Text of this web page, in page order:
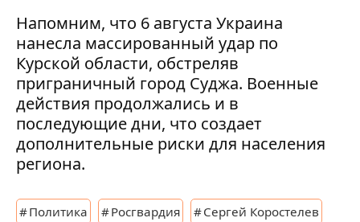
Напомним, что 6 августа Украина
нанесла массированный удар по
Курской области, обстреляв
приграничный город Суджа. Военные
действия продолжались и в
последующие дни, что создает
дополнительные риски для населения
региона.
Политика Росгвардия Сергей Коростелев